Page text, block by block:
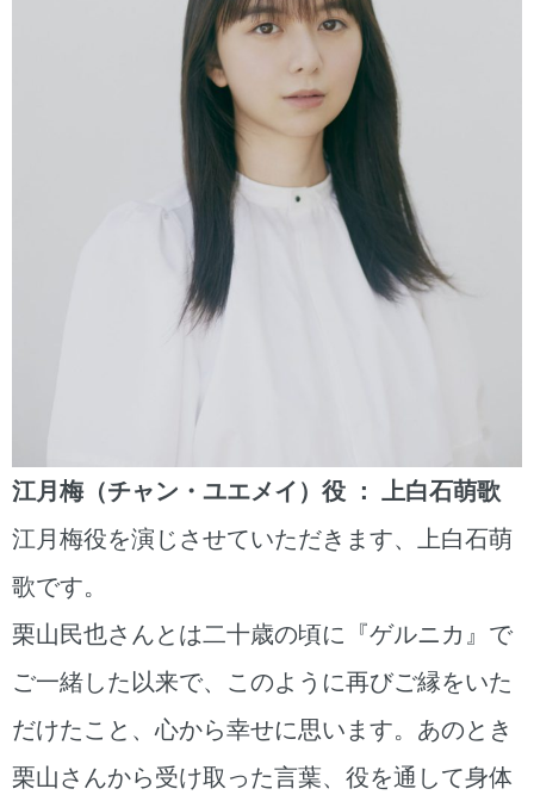
江月梅（チャン・ユエメイ）役 ： 上白石萌歌
江月梅役を演じさせていただきます、上白石萌
歌です。
栗山民也さんとは二十歳の頃に『ゲルニカ』で
ご一緒した以来で、このように再びご縁をいた
だけたこと、心から幸せに思います。あのとき
栗山さんから受け取った言葉、役を通して身体